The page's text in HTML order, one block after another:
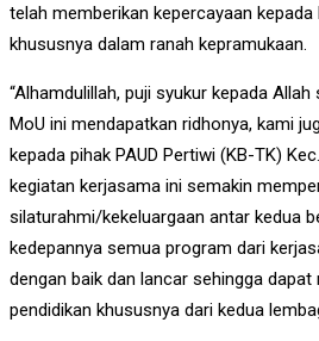
telah memberikan kepercayaan
khususnya dalam ranah kepramukaan.
“Alhamdulillah, puji syukur kepada
MoU ini mendapatkan ridhonya, kami
kepada pihak PAUD Pertiwi (KB-TK)
kegiatan kerjasama ini semakin
silaturahmi/kekeluargaan antar kedua
kedepannya semua program dari
dengan baik dan lancar sehingga dapat
pendidikan khususnya dari kedua